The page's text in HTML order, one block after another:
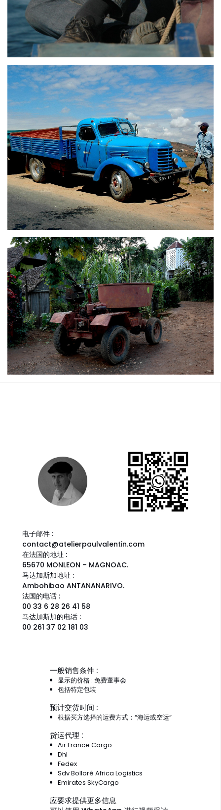
电子邮件 :
contact@atelierpaulvalentin.com
在法国的地址 :
65670 MONLEON – MAGNOAC.
马达加斯加地址 :
Ambohibao ANTANANARIVO.
法国的电话 :
00 33 6 28 26 41 58
马达加斯加的电话 :
00 261 37 02 181 03
一般销售条件 :
显示的价格 : 免费董事会
包括特定包装
预计交货时间 :
根据买方选择的运费方式：“海运或空运”
货运代理 :
Air France Cargo
Dhl
Fedex
Sdv Bolloré Africa Logistics
Emirates SkyCargo
应要求提供更多信息